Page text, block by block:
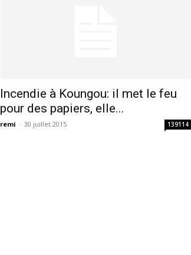
Incendie à Koungou: il met le feu
pour des papiers, elle...
remi - 30 juillet 2015 139114